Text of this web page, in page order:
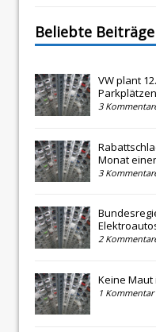
Beliebte Beiträge
VW plant
Parkplätzen
3
Monat
3
2
Keine
1 Kommentar